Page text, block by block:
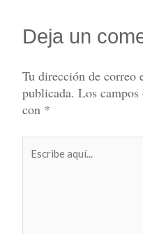
Deja un
Tu dirección de correo
publicada. Los
con *
aquí...